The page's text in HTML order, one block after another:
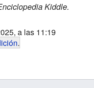
Kiddle.
a las 11:19
.